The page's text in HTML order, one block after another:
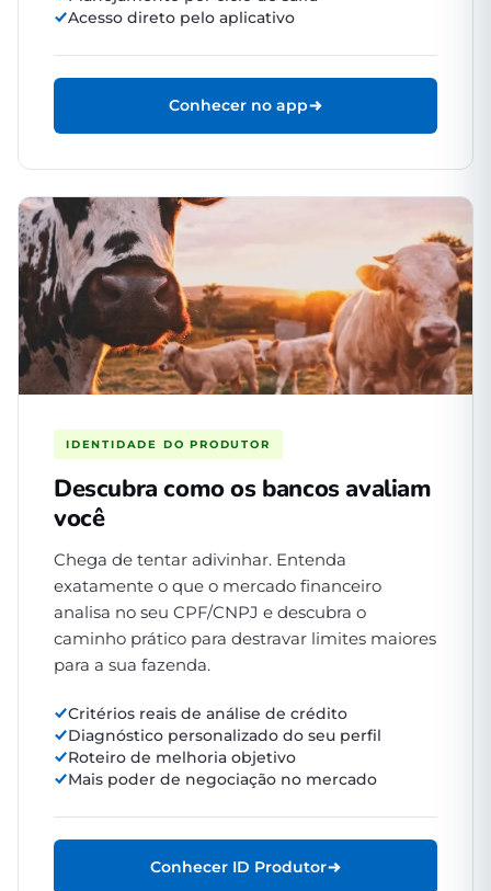
Acesso direto pelo aplicativo
Conhecer no app
IDENTIDADE DO PRODUTOR
Descubra como os bancos avaliam
você
Chega de tentar adivinhar. Entenda
exatamente o que o mercado financeiro
analisa no seu CPF/CNPJ e descubra o
caminho prático para destravar limites maiores
para a sua fazenda.
Critérios reais de análise de crédito
Diagnóstico personalizado do seu perfil
Roteiro de melhoria objetivo
Mais poder de negociação no mercado
Conhecer ID Produtor